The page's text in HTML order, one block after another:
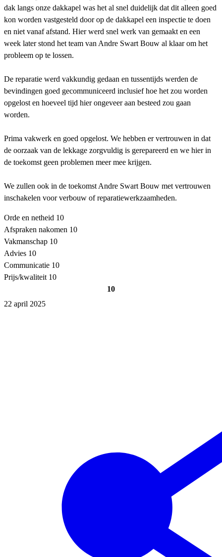
dak langs onze dakkapel was het al snel duidelijk dat dit alleen goed
kon worden vastgesteld door op de dakkapel een inspectie te doen
en niet vanaf afstand. Hier werd snel werk van gemaakt en een
week later stond het team van Andre Swart Bouw al klaar om het
probleem op te lossen.
De reparatie werd vakkundig gedaan en tussentijds werden de
bevindingen goed gecommuniceerd inclusief hoe het zou worden
opgelost en hoeveel tijd hier ongeveer aan besteed zou gaan
worden.
Prima vakwerk en goed opgelost. We hebben er vertrouwen in dat
de oorzaak van de lekkage zorgvuldig is gerepareerd en we hier in
de toekomst geen problemen meer mee krijgen.
We zullen ook in de toekomst Andre Swart Bouw met vertrouwen
inschakelen voor verbouw of reparatiewerkzaamheden.
Orde en netheid 10
Afspraken nakomen 10
Vakmanschap 10
Advies 10
Communicatie 10
Prijs/kwaliteit 10
10
22 april 2025